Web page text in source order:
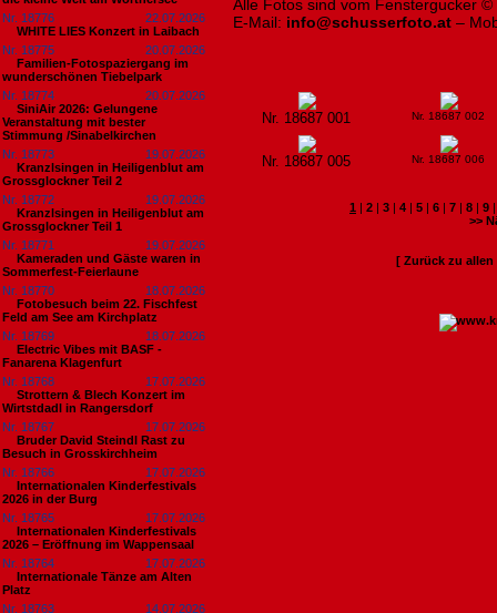
Nr. 18776
22.07.2026
WHITE LIES Konzert in Laibach
Nr. 18775
20.07.2026
Familien-Fotospaziergang im
wunderschönen Tiebelpark
Nr. 18774
20.07.2026
SiniAir 2026: Gelungene
Veranstaltung mit bester
Stimmung /Sinabelkirchen
Nr. 18773
19.07.2026
Kranzlsingen in Heiligenblut am
Grossglockner Teil 2
Nr. 18772
19.07.2026
Kranzlsingen in Heiligenblut am
Grossglockner Teil 1
Nr. 18771
19.07.2026
Kameraden und Gäste waren in
Sommerfest-Feierlaune
Nr. 18770
18.07.2026
Fotobesuch beim 22. Fischfest
Feld am See am Kirchplatz
Nr. 18769
18.07.2026
Electric Vibes mit BASF -
Fanarena Klagenfurt
Nr. 18768
17.07.2026
Strottern & Blech Konzert im
Wirtstdadl in Rangersdorf
Nr. 18767
17.07.2026
Bruder David Steindl Rast zu
Besuch in Grosskirchheim
Nr. 18766
17.07.2026
Internationalen Kinderfestivals
2026 in der Burg
Nr. 18765
17.07.2026
Internationalen Kinderfestivals
2026 – Eröffnung im Wappensaal
Nr. 18764
17.07.2026
Internationale Tänze am Alten
Platz
Nr. 18763
14.07.2026
Alle Fotos sind vom Fenstergucker ©
E-Mail: info@schusserfoto.at –
Nr. 18687 001 Nr. 18687 002
Nr. 18687 005 Nr. 18687 006
1 | 2 | 3 | 4 | 5 | 6 | 7 | 8 | 9
>>
[ Zurück zu